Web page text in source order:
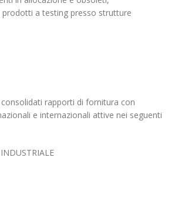
a testing presso strutture
rapporti di fornitura con
e internazionali attive nei seguenti